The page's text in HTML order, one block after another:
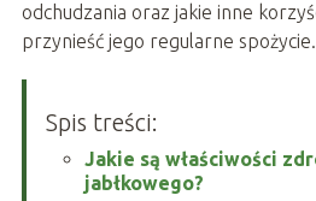
odchudzania oraz jakie inne
przynieść jego regularne spożycie.
Spis treści:
Jakie są właściwości
jabłkowego?